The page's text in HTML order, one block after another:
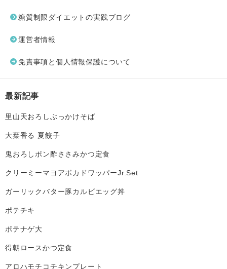
糖質制限ダイエットの実践ブログ
運営者情報
免責事項と個人情報保護について
最新記事
里山天おろしぶっかけそば
大葉香る 夏餃子
鬼おろしポン酢ささみかつ定食
クリーミーマヨアボカドワッパーJr.Set
ガーリックバター豚カルビエッグ丼
ポテチキ
ポテナゲ大
得朝ロースかつ定食
アロハモチコチキンプレート